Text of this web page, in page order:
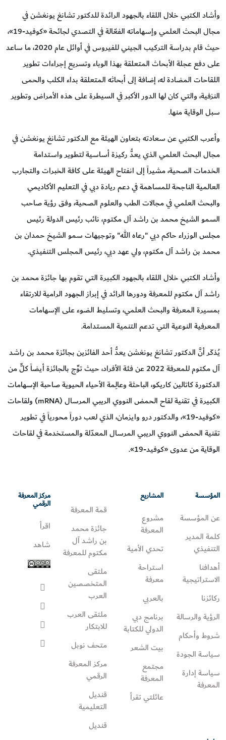
وأشاد الكتبي خلال اللقاء بالجهود الرائدة للدكتور تشانغ يونغشن في
مجال البحث العلمي وإسهاماته الفعّالة في التصدي لجائحة «كوفيد-19»،
حيث قام بدراسة التركيب الجيني للفيروس في أوائل عام 2020، ما ساعد
على دفع عجلة الأبحاث المتعلقة بهذا الوباء وتسريع إجراءات تطوير
اللقاحات المضادة له، إضافة إلى أبحاثه المتعلقة بداء الكلب والحمى
النزفية، والتي كان لها الدور الأكبر في السيطرة على هذه الأمراض وتطوير
سبل الوقاية منها.
وأعرب الكتبي عن سعادته بتعاون الهيئة مع الدكتور تشانغ يونغشن في
مجال البحث العلمي الذي يعدُّ ركيزة أساسية لتطوير واستدامة
الخدمات الصحية، مشيراً إلى انفتاح الهيئة على كافة الخبرات والتجارب
العالمية الناجحة للمساهمة في دعم ريادة دبي في التعليم الأكاديمي
والبحث العلمي في مجالات الطب والعلوم الصحية، وفق رؤية صاحب
السمو الشيخ محمد بن راشد آل مكتوم، نائب رئيس الدولة رئيس
مجلس الوزراء حاكم دبي "رعاه الله" وتوجيهات سمو الشيخ حمدان بن
محمد بن راشد آل مكتوم، ولي عهد دبي، رئيس المجلس التنفيذي.
وأشاد الكتبي خلال اللقاء بالجهود الكبيرة التي تقوم بها جائزة محمد بن
راشد آل مكتوم للمعرفة ودورها الرائد في إبراز الجهود الرامية للارتقاء
بمسيرة المعرفة والبحث العلمي، وتسليط الضوء على الإسهامات
المعرفية النوعية التي تدعم التنمية المستدامة.
يُذكَر أنَّ الدكتور تشانغ يونغشن يعدُّ أحد الفائزين بجائزة محمد بن راشد
آل مكتوم للمعرفة 2022 عن فئة الأفراد، حيث توِّج بالجائزة أيضاً كلٌّ من
الدكتورة كاتالين كاريكو، الباحثة وعالِمة الأحياء الحيوية صاحبة الإسهامات
الكبيرة في تقنية لقاح الحمض النووي الريبي المرسال (mRNA) ولقاحات
«كوفيد-19»، والدكتور درو وايزمان، الذي لعب دوراً محورياً في تطوير
تقنية الحمض النووي الريبي المرسال المعدّلة والمستخدمة في لقاحات
الوقاية من عدوى «كوفيد-19».
المؤسسة
عن المؤسسة
كلمة المدير
التنفيذي
أهدافنا
الاستراتيجية
ركائزنا
الرؤية والرسالة
شروط وأحكام
سياسة الجودة
سياسة إدارة
المعرفة
المشاريع
مشروع
المعرفة
تحدي الأمية
استراحة
معرفة
بالعربي
برنامج دبي
الدولي للكتابة
بيت الشعر
مجتمع
المعرفة
عائلتي تقرأ‎
قمة المعرفة
جائزة محمد
بن راشد آل
مكتوم للمعرفة
ملتقى
المتخصصين
العرب
ملتقى العرب
للابتكار
متحف نوبل
مركز المعرفة
الرقمي
قنديل
التعليمية
قنديل
مركز المعرفة
الرقمي
اقرأ
شاهد